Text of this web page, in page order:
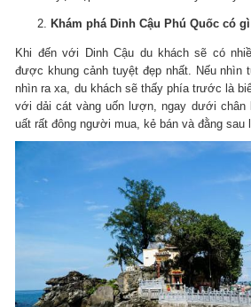
Khám phá Dinh Cậu Phú Quốc có
Khi đến với Dinh Cậu du khách sẽ có
được khung cảnh tuyệt đẹp nhất. Nếu nhìn
nhìn ra xa, du khách sẽ thấy phía trước là
với dải cát vàng uốn lượn, ngay dưới chân
uất rất đông người mua, kẻ bán và đằng sau